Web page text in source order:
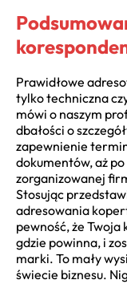
Prawidłowe
tylko techniczna
mówi o naszym
dbałości o
zapewnienie
dokumentów, aż
zorganizowanej
Stosując
adresowania
pewność, że
gdzie powinna, i
marki. To mały
świecie biznesu.